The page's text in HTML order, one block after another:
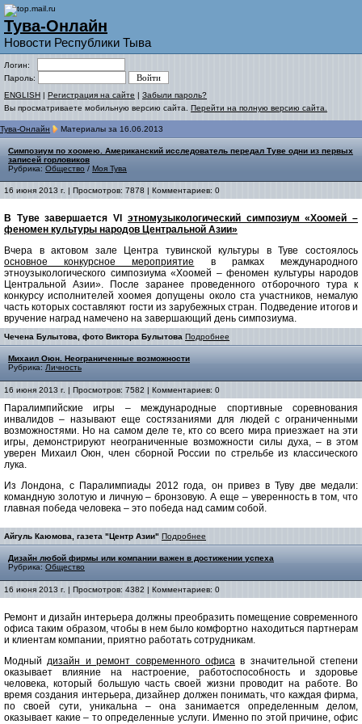
Тува-Онлайн
Новости Республики Тыва
Логин:
Пароль:
ENGLISH | Регистрация на сайте | Забыли пароль?
Вы просматриваете мобильную версию сайта. Перейти на полную версию сайта.
Тува-Онлайн Материалы за 16.06.2013
Симпозиум по хоомею. Американский исследователь передал Туве одни из первых
записей горловиков
Рубрика: Общество / Моя Тува
16 июня 2013 г. | Просмотров: 7878 | Комментариев: 0
В Туве завершается VI этномузыкологический симпозиум «Хоомей –
феномен культуры народов Центральной Азии»
Вчера в актовом зале Центра тувинской культуры в Туве состоялось
основное конкурсное мероприятие
в рамках международного
этноузыкологического симпозиума «Хоомей – феномен культуры народов
Центральной Азии». После заранее проведенного отборочного тура к
конкурсу исполнителей хоомея допущены около ста участников, немалую
часть которых составляют гости из зарубежных стран. Подведение итогов и
вручение наград намечено на завершающий день симпозиума.
Чечена Булытова, фото Виктора Булытова Подробнее
Михаил Оюн. Неограниченные возможности
Рубрика: Личность
16 июня 2013 г. | Просмотров: 7582 | Комментариев: 0
Паралимпийские игры – международные спортивные соревнования
инвалидов – называют еще состязаниями для людей с ограниченными
возможностями. Но на самом деле те, кто со всего мира приезжает на эти
игры, демонстрируют неограниченные возможности силы духа, – в этом
уверен Михаил Оюн, член сборной России по стрельбе из классического
лука.
Из Лондона, с Паралимпиады 2012 года, он привез в Туву две медали:
командную золотую и личную – бронзовую. А еще – уверенность в том, что
главная победа человека – это победа над самим собой.
Айгуль Каюмова, газета "Центр Азии" Подробнее
Дизайн любой фирмы или компании важен в достижении успеха
Рубрика: Общество
16 июня 2013 г. | Просмотров: 4382 | Комментариев: 0
Ремонт и дизайн интерьера должны преобразить помещение современного
офиса таким образом, чтобы в нем было комфортно находиться партнерам
и клиентам компании, приятно работать сотрудникам.
Модныйдизайн и ремонт современного офисав значительной степени
оказывает влияние на настроение, работоспособность и здоровье
человека, который большую часть своей жизни проводит на работе. Во
время создания интерьера, дизайнер должен понимать, что каждая фирма,
по своей сути, уникальна – она занимается определенным делом,
оказывает какие – то определенные услуги. Именно по этой причине, офис